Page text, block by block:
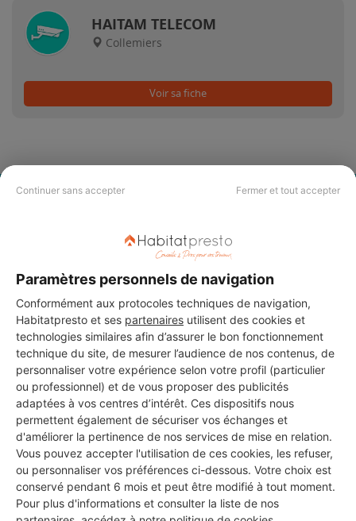
Continuer sans accepter Fermer et tout accepter
Paramètres personnels de navigation
Conformément aux protocoles techniques de navigation,
Habitatpresto et ses partenaires utilisent des cookies et
technologies similaires afin d’assurer le bon fonctionnement
technique du site, de mesurer l’audience de nos contenus, de
personnaliser votre expérience selon votre profil (particulier
ou professionnel) et de vous proposer des publicités
adaptées à vos centres d’intérêt. Ces dispositifs nous
permettent également de sécuriser vos échanges et
d'améliorer la pertinence de nos services de mise en relation.
Vous pouvez accepter l'utilisation de ces cookies, les refuser,
ou personnaliser vos préférences ci-dessous. Votre choix est
conservé pendant 6 mois et peut être modifié à tout moment.
Pour plus d'informations et consulter la liste de nos
HAITAM TELECOM
Collemiers
Voir sa fiche
CHERCHER ?
Vous souhaitez réaliser des travaux et ne savez quel professionnel
professionnels partout en France.
DEMANDER UN DEVIS